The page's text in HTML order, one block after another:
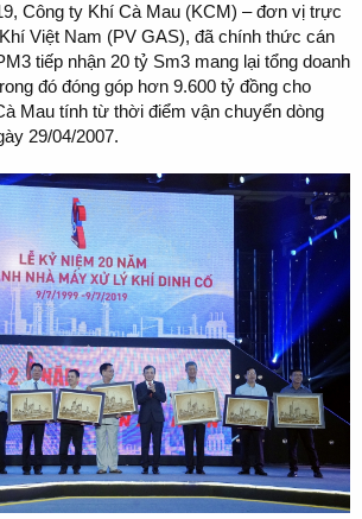
Công ty Khí Cà Mau (KCM) – đơn vị trực
Việt Nam (PV GAS), đã chính thức cán
tiếp nhận 20 tỷ Sm3 mang lại tổng doanh
đó đóng góp hơn 9.600 tỷ đồng cho
Mau tính từ thời điểm vận chuyển dòng
29/04/2007.